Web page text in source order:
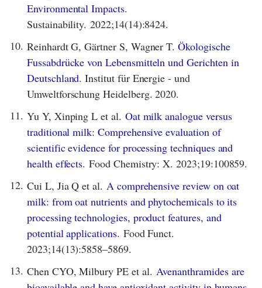
Environmental Impacts.
Sustainability. 2022;14(14):8424.
10. Reinhardt G, Gärtner S, Wagner T.Ökologische
Fussabdrücke von Lebensmitteln und Gerichten in
Deutschland. Institut für Energie - und
Umweltforschung Heidelberg. 2020.
11. Yu Y, Xinping L et al. Oat milk analogue versus
traditional milk: Comprehensive evaluation of
scientific evidence for processing techniques and
health effects. Food Chemistry: X. 2023;19:100859.
12. Cui L, Jia Q et al. A comprehensive review on oat
milk: from oat nutrients and phytochemicals to its
processing technologies, product features, and
potential applications. Food Funct.
2023;14(13):5858–5869.
13. Chen CYO, Milbury PE et al. Avenanthramides are